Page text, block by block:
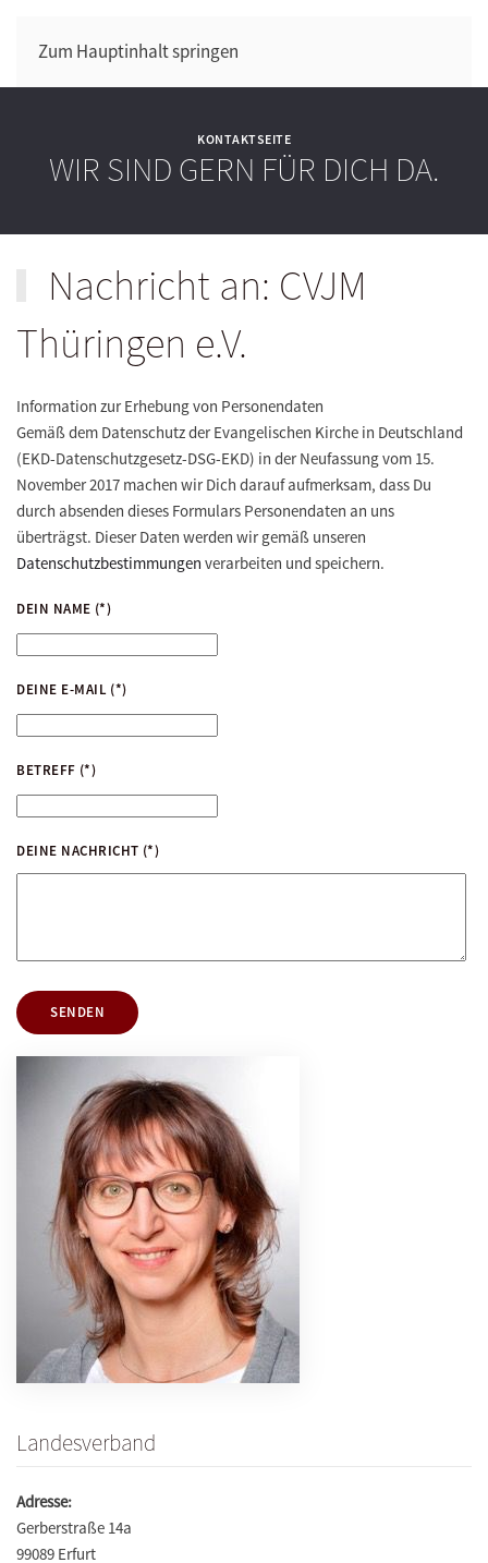
Zum Hauptinhalt springen
KONTAKTSEITE
WIR SIND GERN FÜR DICH DA.
Nachricht an: CVJM
Thüringen e.V.
Information zur Erhebung von Personendaten
Gemäß dem Datenschutz der Evangelischen Kirche in Deutschland
(EKD-Datenschutzgesetz-DSG-EKD) in der Neufassung vom 15.
November 2017 machen wir Dich darauf aufmerksam, dass Du
durch absenden dieses Formulars Personendaten an uns
überträgst. Dieser Daten werden wir gemäß unseren
Datenschutzbestimmungen verarbeiten und speichern.
DEIN NAME (*)
DEINE E-MAIL (*)
BETREFF (*)
DEINE NACHRICHT (*)
SENDEN
Landesverband
Adresse:
Gerberstraße 14a
99089 Erfurt